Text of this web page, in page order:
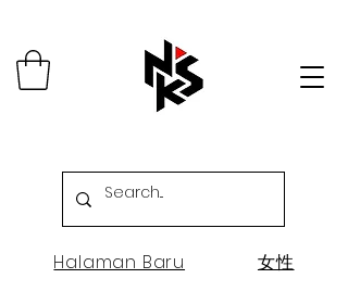
Halaman Baru 女性